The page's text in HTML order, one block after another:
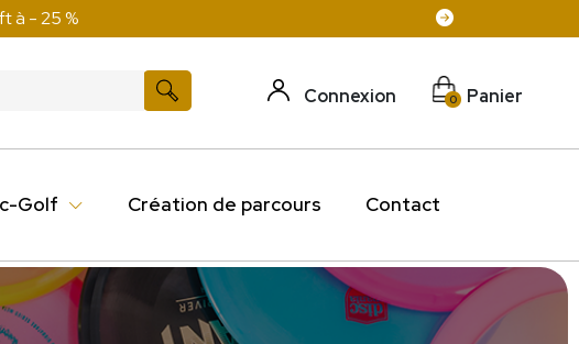
à - 25 %
Connexion 0 Panier
Golf Création de parcours Contact